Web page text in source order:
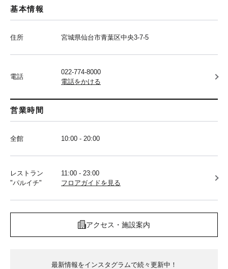
基本情報
住所 宮城県仙台市青葉区中央3-7-5
電話
022-774-8000
電話をかける
営業時間
全館 10:00 - 20:00
レストラン
"パルイチ"
11:00 - 23:00
フロアガイドを見る
アクセス・施設案内
最新情報をインスタグラムで続々更新中！